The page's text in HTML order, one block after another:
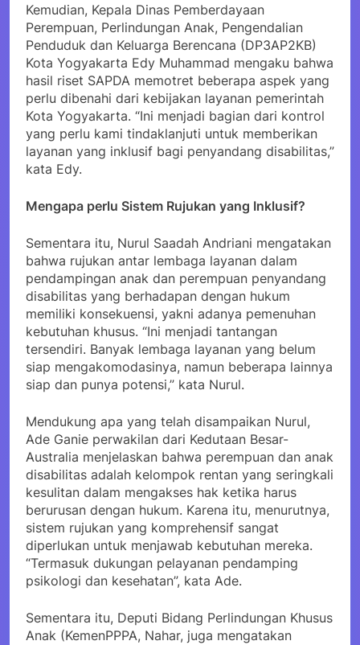
Kemudian, Kepala Dinas Pemberdayaan
Perempuan, Perlindungan Anak, Pengendalian
Penduduk dan Keluarga Berencana (DP3AP2KB)
Kota Yogyakarta Edy Muhammad mengaku bahwa
hasil riset SAPDA memotret beberapa aspek yang
perlu dibenahi dari kebijakan layanan pemerintah
Kota Yogyakarta. “Ini menjadi bagian dari kontrol
yang perlu kami tindaklanjuti untuk memberikan
layanan yang inklusif bagi penyandang disabilitas,”
kata Edy.
Mengapa perlu Sistem Rujukan yang Inklusif?
Sementara itu, Nurul Saadah Andriani mengatakan
bahwa rujukan antar lembaga layanan dalam
pendampingan anak dan perempuan penyandang
disabilitas yang berhadapan dengan hukum
memiliki konsekuensi, yakni adanya pemenuhan
kebutuhan khusus. “Ini menjadi tantangan
tersendiri. Banyak lembaga layanan yang belum
siap mengakomodasinya, namun beberapa lainnya
siap dan punya potensi,” kata Nurul.
Mendukung apa yang telah disampaikan Nurul,
Ade Ganie perwakilan dari Kedutaan Besar-
Australia menjelaskan bahwa perempuan dan anak
disabilitas adalah kelompok rentan yang seringkali
kesulitan dalam mengakses hak ketika harus
berurusan dengan hukum. Karena itu, menurutnya,
sistem rujukan yang komprehensif sangat
diperlukan untuk menjawab kebutuhan mereka.
“Termasuk dukungan pelayanan pendamping
psikologi dan kesehatan”, kata Ade.
Sementara itu, Deputi Bidang Perlindungan Khusus
Anak (KemenPPPA, Nahar, juga mengatakan